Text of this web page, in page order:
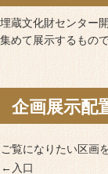
埋蔵文化財センター
集めて展示するもので
企画展示配
ご覧になりたい区画
←入口